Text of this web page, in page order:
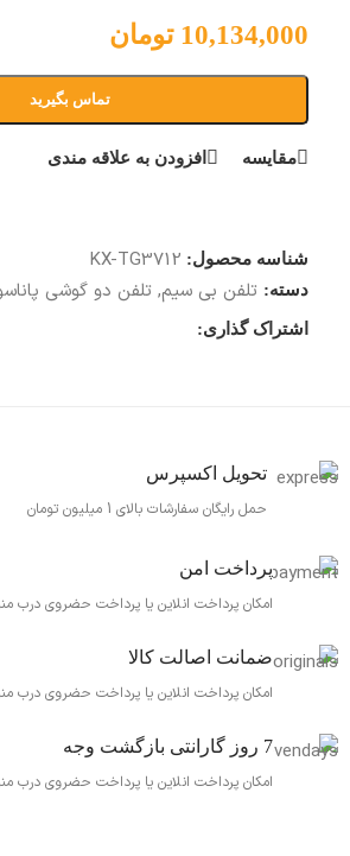
10,134,000 تومان
تماس بگیرید
مقایسه افزودن به علاقه مندی
شناسه محصول: KX-TG3712
دسته: تلفن بی سیم, تلفن دو گوشی
اشتراک گذاری:
تحویل اکسپرس
حمل رایگان سفارشات بالای 1 میلیون تومان
پرداخت امن
امکان پرداخت انلاین یا پرداخت حضروی درب
ضمانت اصالت کالا
امکان پرداخت انلاین یا پرداخت حضروی درب
7 روز گارانتی بازگشت وجه
امکان پرداخت انلاین یا پرداخت حضروی درب